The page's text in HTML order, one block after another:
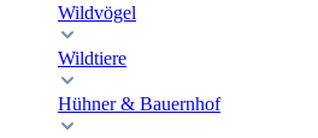
Wildvögel
Wildtiere
Hühner & Bauernhof